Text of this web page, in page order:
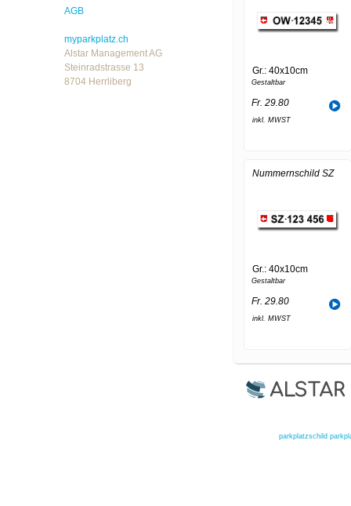
AGB
myparkplatz.ch
Alstar Management AG
Steinradstrasse 13
8704 Herrliberg
Gr.: 40x10cm
Gestaltbar
Fr. 29.80
inkl. MWST
Nummernschild SZ
Gr.: 40x10cm
Gestaltbar
Fr. 29.80
inkl. MWST
parkplatzschild